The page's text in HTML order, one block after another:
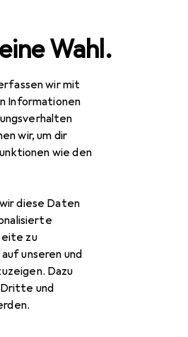
Wahl.
wir mit
Informationen
wir, um dir
wie den
diese Daten
zu
unseren und
Dazu
und
Möbel
Nordic
Lido
Nordic Lido
zum Produkt House Nordic